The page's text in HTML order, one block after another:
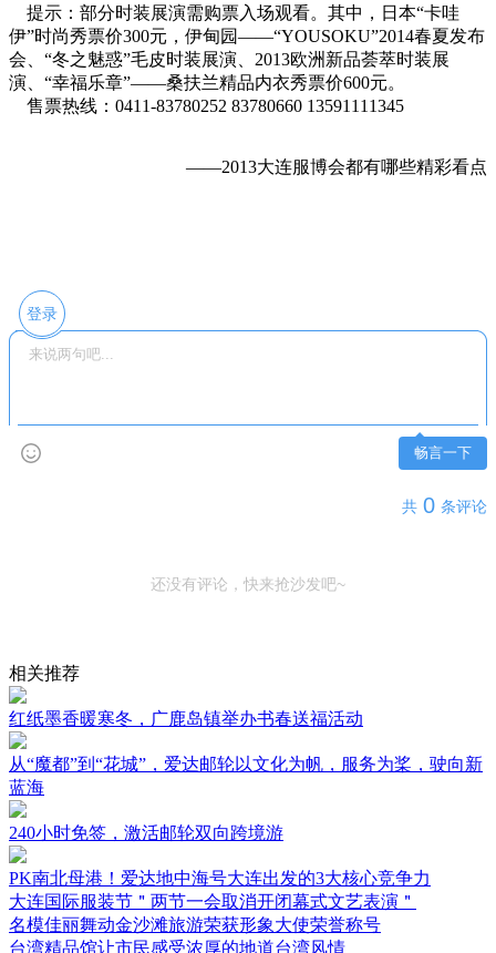
提示：部分时装展演需购票入场观看。其中，日本“卡哇
伊”时尚秀票价300元，伊甸园——“YOUSOKU”2014春夏发布
会、“冬之魅惑”毛皮时装展演、2013欧洲新品荟萃时装展
演、“幸福乐章”——桑扶兰精品内衣秀票价600元。
售票热线：0411-83780252 83780660 13591111345
——2013大连服博会都有哪些精彩看点
登录
畅言一下
共 0 条评论
还没有评论，快来抢沙发吧~
相关推荐
红纸墨香暖寒冬，广鹿岛镇举办书春送福活动
从“魔都”到“花城”，爱达邮轮以文化为帆，服务为桨，驶向新
蓝海
240小时免签，激活邮轮双向跨境游
PK南北母港！爱达地中海号大连出发的3大核心竞争力
大连国际服装节＂两节一会取消开闭幕式文艺表演＂
名模佳丽舞动金沙滩旅游荣获形象大使荣誉称号
台湾精品馆让市民感受浓厚的地道台湾风情